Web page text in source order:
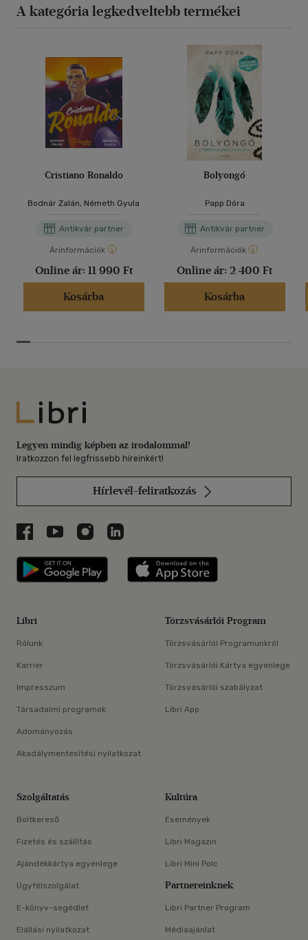
A kategória legkedveltebb termékei
Cristiano Ronaldo
Bodnár Zalán, Németh Gyula
Antikvár partner
Árinformációk
Online ár: 11 990 Ft
Kosárba
Bolyongó
Papp Dóra
Antikvár partner
Árinformációk
Online ár: 2 400 Ft
Kosárba
Libri
Legyen mindig képben az irodalommal!
Iratkozzon fel legfrissebb híreinkért!
Hírlevél-feliratkozás
Libri a Facebookon
Libri a Youtube-on
Libri az Instagramon
Libri a LinkedInen
Libri applikáció Szerezd meg: Google
Libri
Rólunk
Karrier
Impresszum
Társadalmi programok
Adományozás
Akadálymentesítési nyilatkozat
Törzsvásárlói Program
Törzsvásárlói Programunkról
Törzsvásárlói Kártya egyenlege
Törzsvásárlói szabályzat
Libri App
Szolgáltatás
Boltkereső
Fizetés és szállítás
Ajándékkártya egyenlege
Ügyfélszolgálat
E-könyv-segédlet
Elállási nyilatkozat
Kultúra
Események
Libri Magazin
Libri Mini Polc
Partnereinknek
Libri Partner Program
Médiaajánlat